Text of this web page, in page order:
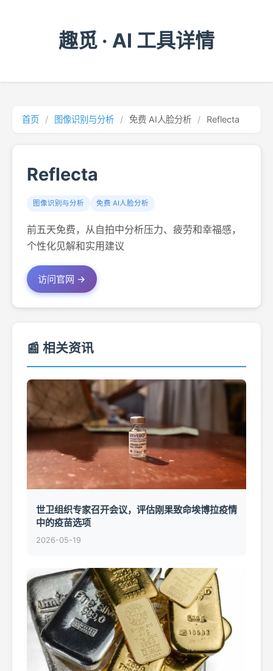
趣觅 · AI 工具详情
首页 / 图像识别与分析 / 免费 AI人脸分析 / Reflecta
Reflecta
图像识别与分析 免费 AI人脸分析
前五天免费，从自拍中分析压力、疲劳和幸福感，
个性化见解和实用建议
访问官网 →
📰 相关资讯
世卫组织专家召开会议，评估刚果致命埃博拉疫情
中的疫苗选项
2026-05-19